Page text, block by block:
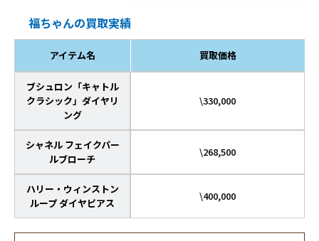
福ちゃんの買取実績
アイテム名 買取価格
ブシュロン「キャトル
クラシック」ダイヤリ
ング
\330,000
シャネル フェイクパー
ルブローチ
\268,500
ハリー・ウィンストン
ループ ダイヤピアス
\400,000